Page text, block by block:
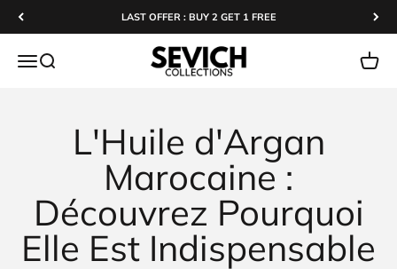
Skip to content LAST OFFER : BUY 2 GET 1 FREE
Open navigation menu
Open search Sevichcollections Open
L'Huile d'Argan
Marocaine :
Découvrez Pourquoi
Elle Est Indispensable